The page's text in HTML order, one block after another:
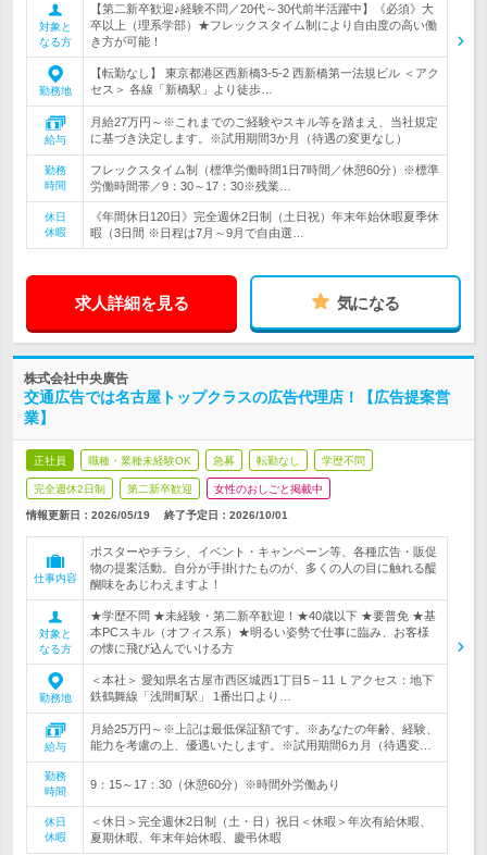
対象と
なる方
【第二新卒歓迎♪経験不問／20代～30代前半活躍中】《必須》大
卒以上（理系学部）★フレックスタイム制により自由度の高い働
き方が可能！
勤務地
【転勤なし】 東京都港区西新橋3-5-2 西新橋第一法規ビル ＜アク
セス＞ 各線「新橋駅」より徒歩…
給与
月給27万円～※これまでのご経験やスキル等を踏まえ、当社規定
に基づき決定します。※試用期間3か月（待遇の変更なし）
勤務
時間
フレックスタイム制（標準労働時間1日7時間／休憩60分）※標準
労働時間帯／9：30～17：30※残業…
休日
休暇
《年間休日120日》完全週休2日制（土日祝）年末年始休暇夏季休
暇（3日間 ※日程は7月～9月で自由選…
求人詳細を見る 気になる
株式会社中央廣告
交通広告では名古屋トップクラスの広告代理店！【広告提案営
業】
正社員 職種・業種未経験OK 急募 転勤なし 学歴不問
完全週休2日制 第二新卒歓迎 女性のおしごと掲載中
情報更新日：2026/05/19 終了予定日： 2026/10/01
仕事内容
ポスターやチラシ、イベント・キャンペーン等、各種広告・販促
物の提案活動。自分が手掛けたものが、多くの人の目に触れる醍
醐味をあじわえますよ！
対象と
なる方
★学歴不問 ★未経験・第二新卒歓迎！★40歳以下 ★要普免 ★基
本PCスキル（オフィス系）★明るい姿勢で仕事に臨み、お客様
の懐に飛び込んでいける方
勤務地
＜本社＞ 愛知県名古屋市西区城西1丁目5－11 Ｌアクセス：地下
鉄鶴舞線「浅間町駅」 1番出口より…
給与
月給25万円～※上記は最低保証額です。※あなたの年齢、経験、
能力を考慮の上、優遇いたします。※試用期間6カ月（待遇変…
勤務
時間
9：15～17：30（休憩60分）※時間外労働あり
休日
休暇
＜休日＞完全週休2日制（土・日）祝日＜休暇＞年次有給休暇、
夏期休暇、年末年始休暇、慶弔休暇